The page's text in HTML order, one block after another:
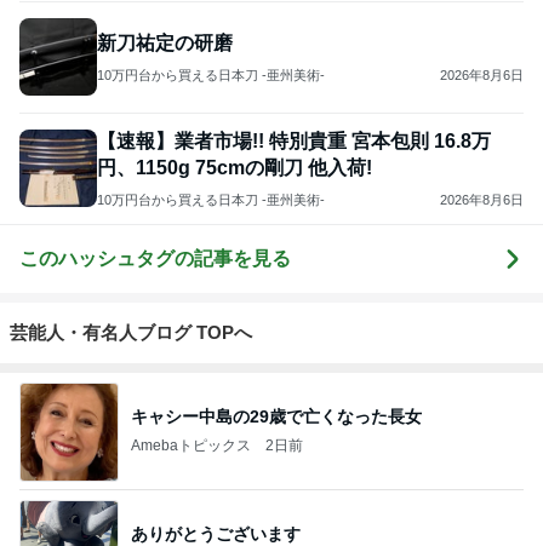
新刀祐定の研磨
10万円台から買える日本刀 -亜州美術- 2026年8月6日
【速報】業者市場!! 特別貴重 宮本包則 16.8万
円、1150g 75cmの剛刀 他入荷!
10万円台から買える日本刀 -亜州美術- 2026年8月6日
このハッシュタグの記事を見る
芸能人・有名人ブログ TOPへ
キャシー中島の29歳で亡くなった長女
Amebaトピックス 2日前
ありがとうございます